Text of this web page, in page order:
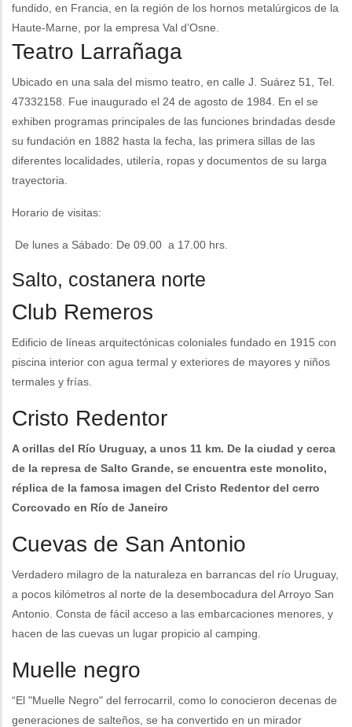
fundido, en Francia, en la región de los hornos metalúrgicos de la
Haute-Marne, por la empresa Val d’Osne.
Teatro Larrañaga
Ubicado en una sala del mismo teatro, en calle J. Suárez 51, Tel.
47332158. Fue inaugurado el 24 de agosto de 1984. En el se
exhiben programas principales de las funciones brindadas desde
su fundación en 1882 hasta la fecha, las primera sillas de las
diferentes localidades, utilería, ropas y documentos de su larga
trayectoria.
Horario de visitas:
De lunes a Sábado: De 09.00 a 17.00 hrs.
Salto, costanera norte
Club Remeros
Edificio de líneas arquitectónicas coloniales fundado en 1915 con
piscina interior con agua termal y exteriores de mayores y niños
termales y frías.
Cristo Redentor
A orillas del Río Uruguay, a unos 11 km. De la ciudad y cerca
de la represa de Salto Grande, se encuentra este monolito,
réplica de la famosa imagen del Cristo Redentor del cerro
Corcovado en Río de Janeiro
Cuevas de San Antonio
Verdadero milagro de la naturaleza en barrancas del río Uruguay,
a pocos kilómetros al norte de la desembocadura del Arroyo San
Antonio. Consta de fácil acceso a las embarcaciones menores, y
hacen de las cuevas un lugar propicio al camping.
Muelle negro
“El "Muelle Negro" del ferrocarril, como lo conocieron decenas de
generaciones de salteños, se ha convertido en un mirador